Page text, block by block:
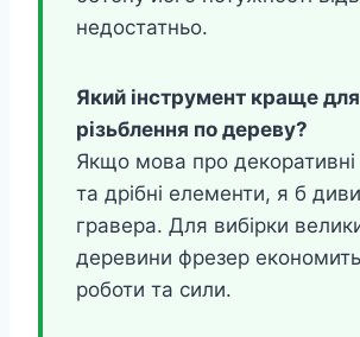
недостатньо.
Який інструмент краще для
різьблення по дереву?
Якщо мова про декоративні
та дрібні елементи, я б
гравера. Для вибірки
деревини фрезер
роботи та сили.